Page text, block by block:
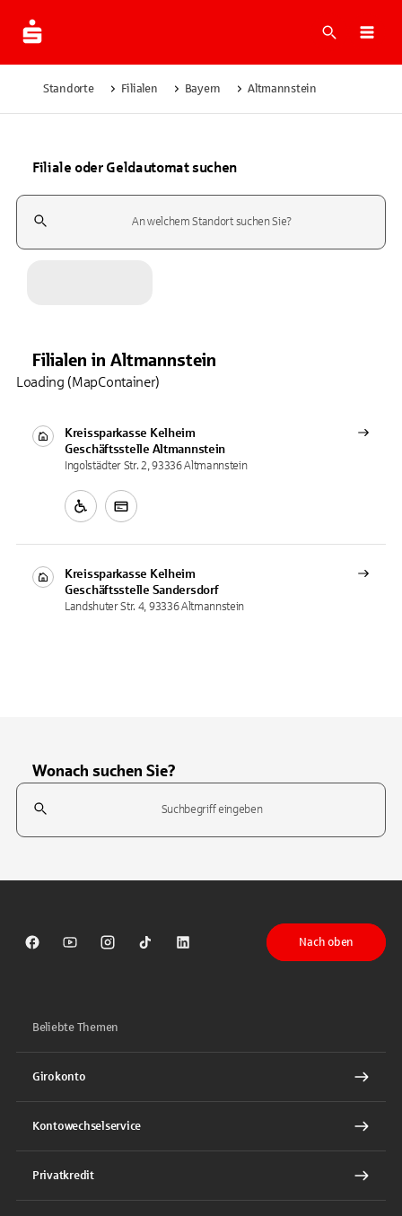
Suche
Standorte Filialen Bayern Altmannstein
Filiale oder Geldautomat suchen
Suchfeld
Filialen in Altmannstein
Kreissparkasse Kelheim
Geschäftsstelle Altmannstein
Ingolstädter Str. 2, 93336 Altmannstein
Kreissparkasse Kelheim
Geschäftsstelle Sandersdorf
Landshuter Str. 4, 93336 Altmannstein
Loading (MapContainer)
Wonach suchen Sie?
Suchfeld
Sparkasse auf Facebook
Sparkasse auf Youtube
Sparkasse auf Instagram
Sparkasse auf TikTok
Sparkasse auf LinkedIn
Nach oben
Beliebte Themen
Girokonto
Kontowechselservice
Privatkredit